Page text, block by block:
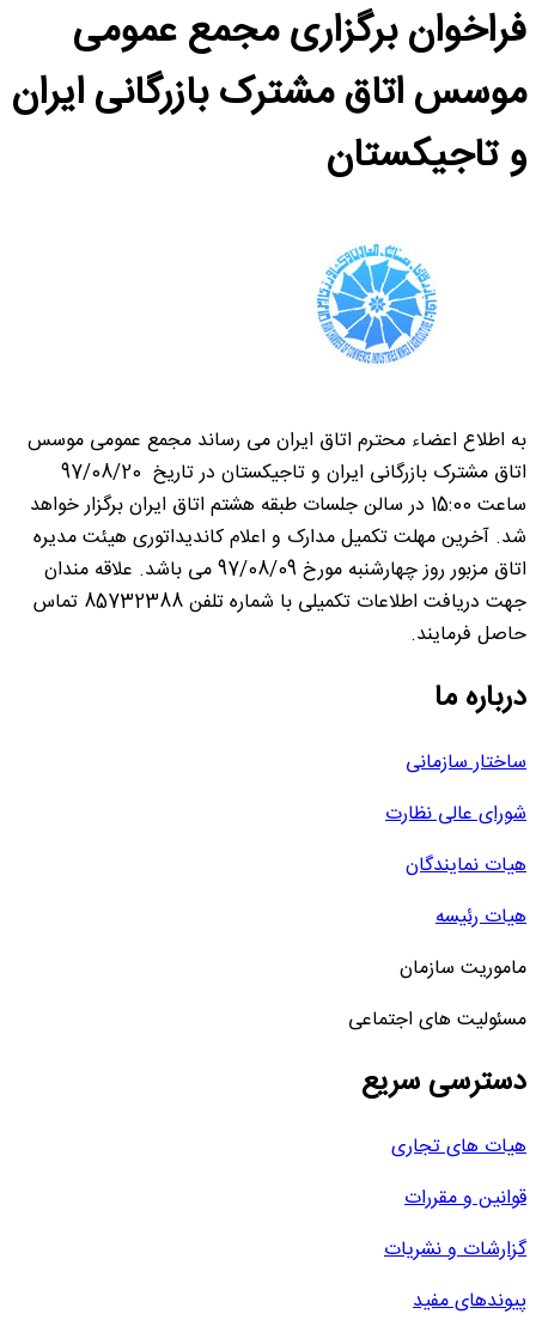
فراخوان برگزاری مجمع عمومی
موسس اتاق مشترک بازرگانی ایران
و تاجیکستان
به اطلاع اعضاء محترم اتاق ایران می رساند مجمع عمومی موسس
اتاق مشترک بازرگانی ایران و تاجیکستان در تاریخ 97/08/20
ساعت 15:00 در سالن جلسات طبقه هشتم اتاق ایران برگزار خواهد
شد. آخرین مهلت تکمیل مدارک و اعلام کاندیداتوری هیئت مدیره
اتاق مزبور روز چهارشنبه مورخ 97/08/09 می باشد. علاقه مندان
جهت دریافت اطلاعات تکمیلی با شماره تلفن 85732388 تماس
حاصل فرمایند.
درباره ما
ساختار سازمانی
شورای عالی نظارت
هیات نمایندگان
هیات رئیسه
ماموریت سازمان
مسئولیت های اجتماعی
دسترسی سریع
هیات های تجاری
قوانین و مقررات
گزارشات و نشریات
پیوندهای مفید